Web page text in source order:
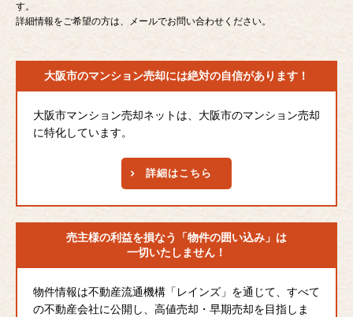
す。
詳細情報をご希望の方は、メールでお問い合わせください。
大阪市のマンション売却には絶対の自信があります！
大阪市マンション売却ネットは、大阪市のマンション売却
に特化しています。
詳細はこちら
売主様の利益を損なう
「物件の囲い込み」は
一切いたしません！
物件情報は不動産流通機構「レインズ」を通じて、すべて
の不動産会社に公開し、高値売却・早期売却を目指しま